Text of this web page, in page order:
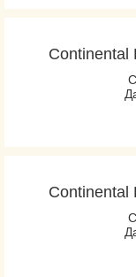
Continental
Continental